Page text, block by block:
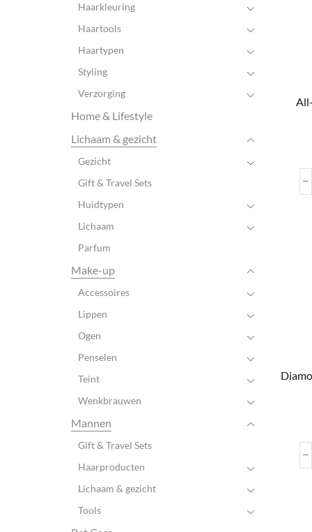
Haarkleuring
Haartools
Haartypen
Styling
Verzorging
Home & Lifestyle
Lichaam & gezicht
Gezicht
Gift & Travel Sets
Huidtypen
Lichaam
Parfum
Make-up
Accessoires
Lippen
Ogen
Penselen
Teint
Wenkbrauwen
Mannen
Gift & Travel Sets
Haarproducten
Lichaam & gezicht
Tools